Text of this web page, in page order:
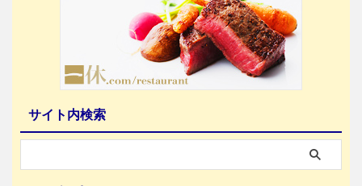
サイト内検索